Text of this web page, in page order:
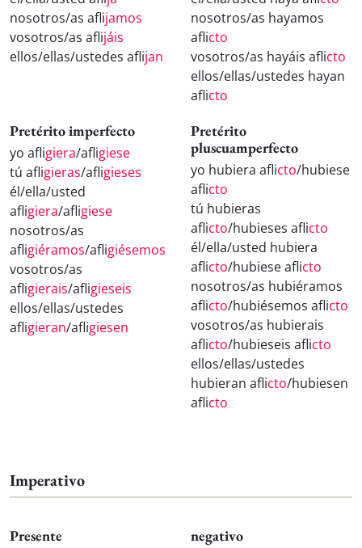
nosotros/as aflijamos
vosotros/as aflijáis
ellos/ellas/ustedes aflijan
nosotros/as hayamos
aflicto
vosotros/as hayáis aflicto
ellos/ellas/ustedes hayan
aflicto
Pretérito imperfecto
yo afligiera/afligiese
tú afligieras/afligieses
él/ella/usted
afligiera/afligiese
nosotros/as
afligiéramos/afligiésemos
vosotros/as
afligierais/afligieseis
ellos/ellas/ustedes
afligieran/afligiesen
Pretérito
pluscuamperfecto
yo hubiera aflicto/hubiese
aflicto
tú hubieras
aflicto/hubieses aflicto
él/ella/usted hubiera
aflicto/hubiese aflicto
nosotros/as hubiéramos
aflicto/hubiésemos aflicto
vosotros/as hubierais
aflicto/hubieseis aflicto
ellos/ellas/ustedes
hubieran aflicto/hubiesen
aflicto
Imperativo
Presente negativo